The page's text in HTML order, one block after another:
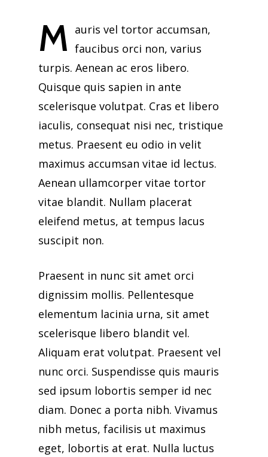
M auris vel tortor accumsan,
faucibus orci non, varius
turpis. Aenean ac eros libero.
Quisque quis sapien in ante
scelerisque volutpat. Cras et libero
iaculis, consequat nisi nec, tristique
metus. Praesent eu odio in velit
maximus accumsan vitae id lectus.
Aenean ullamcorper vitae tortor
vitae blandit. Nullam placerat
eleifend metus, at tempus lacus
suscipit non.
Praesent in nunc sit amet orci
dignissim mollis. Pellentesque
elementum lacinia urna, sit amet
scelerisque libero blandit vel.
Aliquam erat volutpat. Praesent vel
nunc orci. Suspendisse quis mauris
sed ipsum lobortis semper id nec
diam. Donec a porta nibh. Vivamus
nibh metus, facilisis ut maximus
eget, lobortis at erat. Nulla luctus